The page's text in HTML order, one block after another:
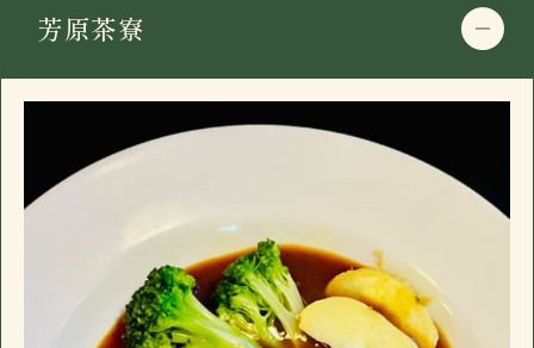
営業日時
駐車場
有
長南町千田の「イザカヤ」です。カウンター7
席、小上がり4名×3、禁煙個室6名一室(個室
のみお子様入店可能)。ドリンクメニュー、フ
ードメニューに加え日替わり黒板メニューが
ございます。
住所
千葉県長生郡長南町千田227
google mapで開く
電話番号
営業日時
長南町千田の「イザカヤ」です。カウンター7
千葉県長生郡長南町千田227
google mapで開く
電話番号
0475-46-2200
住所
〒297-0115
芳原茶寮